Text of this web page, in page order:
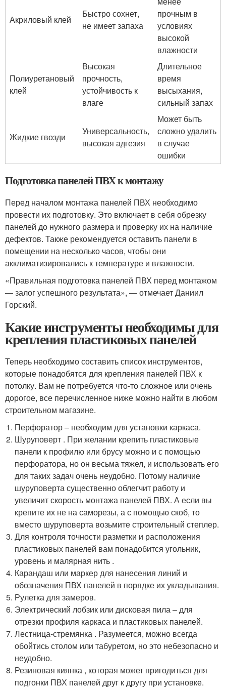
Акриловый клей
Быстро сохнет,
не имеет запаха
прочным в
условиях
высокой
влажности
Полиуретановый
клей
Высокая
прочность,
устойчивость к
влаге
Длительное
время
высыхания,
сильный запах
Жидкие гвозди
Универсальность,
высокая адгезия
Может быть
сложно удалить
в случае
ошибки
Подготовка панелей ПВХ к монтажу
Перед началом монтажа панелей ПВХ необходимо
провести их подготовку. Это включает в себя обрезку
панелей до нужного размера и проверку их на наличие
дефектов. Также рекомендуется оставить панели в
помещении на несколько часов, чтобы они
акклиматизировались к температуре и влажности.
«Правильная подготовка панелей ПВХ перед монтажом
— залог успешного результата», — отмечает Даниил
Горский.
Какие инструменты необходимы для
крепления пластиковых панелей
Теперь необходимо составить список инструментов,
которые понадобятся для крепления панелей ПВХ к
потолку. Вам не потребуется что-то сложное или очень
дорогое, все перечисленное ниже можно найти в любом
строительном магазине.
Перфоратор – необходим для установки каркаса.
Шуруповерт . При желании крепить пластиковые
панели к профилю или брусу можно и с помощью
перфоратора, но он весьма тяжел, и использовать его
для таких задач очень неудобно. Потому наличие
шуруповерта существенно облегчит работу и
увеличит скорость монтажа панелей ПВХ. А если вы
крепите их не на саморезы, а с помощью скоб, то
вместо шуруповерта возьмите строительный степлер.
Для контроля точности разметки и расположения
пластиковых панелей вам понадобится угольник,
уровень и малярная нить .
Карандаш или маркер для нанесения линий и
обозначения ПВХ панелей в порядке их укладывания.
Рулетка для замеров.
Электрический лобзик или дисковая пила – для
отрезки профиля каркаса и пластиковых панелей.
Лестница-стремянка . Разумеется, можно всегда
обойтись столом или табуретом, но это небезопасно и
неудобно.
Резиновая киянка , которая может пригодиться для
подгонки ПВХ панелей друг к другу при установке.